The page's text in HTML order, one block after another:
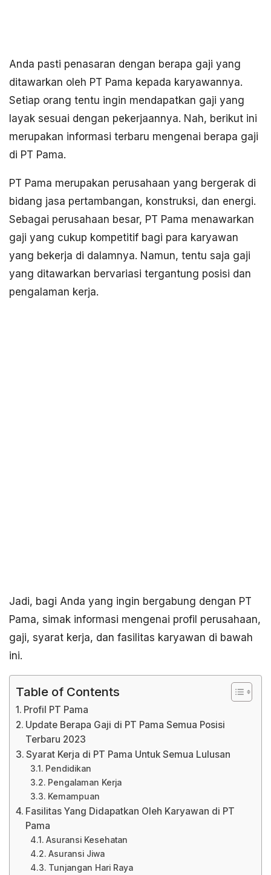
Anda pasti penasaran dengan berapa gaji yang
ditawarkan oleh PT Pama kepada karyawannya.
Setiap orang tentu ingin mendapatkan gaji yang
layak sesuai dengan pekerjaannya. Nah, berikut ini
merupakan informasi terbaru mengenai berapa gaji
di PT Pama.
PT Pama merupakan perusahaan yang bergerak di
bidang jasa pertambangan, konstruksi, dan energi.
Sebagai perusahaan besar, PT Pama menawarkan
gaji yang cukup kompetitif bagi para karyawan
yang bekerja di dalamnya. Namun, tentu saja gaji
yang ditawarkan bervariasi tergantung posisi dan
pengalaman kerja.
Jadi, bagi Anda yang ingin bergabung dengan PT
Pama, simak informasi mengenai profil perusahaan,
gaji, syarat kerja, dan fasilitas karyawan di bawah
ini.
Table of Contents
Profil PT Pama
Update Berapa Gaji di PT Pama Semua Posisi
Terbaru 2023
Syarat Kerja di PT Pama Untuk Semua Lulusan
Pendidikan
Pengalaman Kerja
Kemampuan
Fasilitas Yang Didapatkan Oleh Karyawan di PT
Pama
Asuransi Kesehatan
Asuransi Jiwa
Tunjangan Hari Raya